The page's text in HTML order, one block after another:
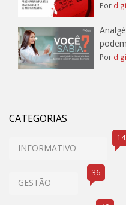
Por
Por
CATEGORIAS
INFORMATIVO
GESTÃO
36